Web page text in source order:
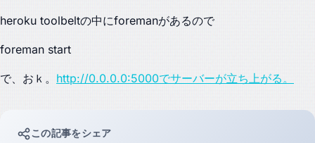
heroku toolbeltの中にforemanがあるので
foreman start
で、おｋ。 http://0.0.0.0:5000でサーバーが立ち上がる。
この記事をシェア